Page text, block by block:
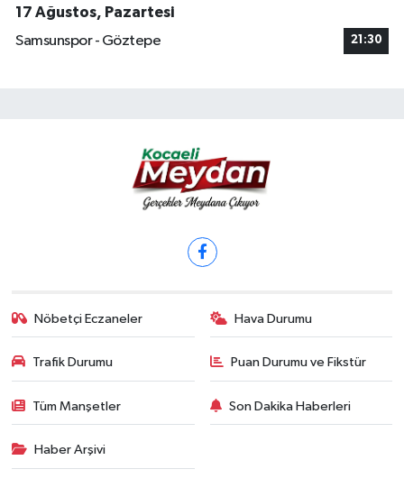
17 Ağustos, Pazartesi
Samsunspor - Göztepe
21:30
Nöbetçi Eczaneler Hava Durumu
Trafik Durumu Puan Durumu ve Fikstür
Tüm Manşetler Son Dakika Haberleri
Haber Arşivi